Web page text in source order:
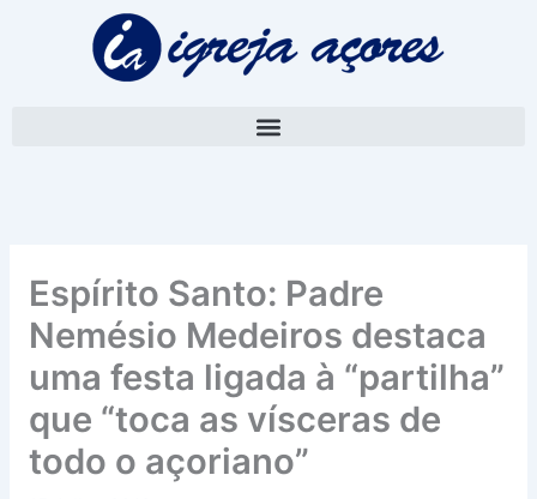
Espírito Santo: Padre
Nemésio Medeiros destaca
uma festa ligada à “partilha”
que “toca as vísceras de
todo o açoriano”